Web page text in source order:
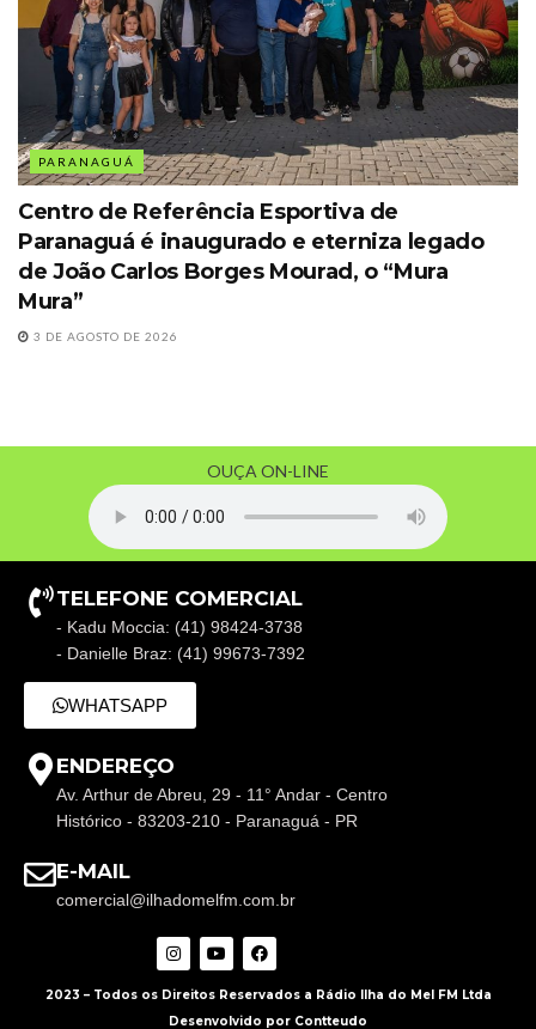
PARANAGUÁ
Centro de Referência Esportiva de
Paranaguá é inaugurado e eterniza legado
de João Carlos Borges Mourad, o “Mura
Mura”
3 DE AGOSTO DE 2026
OUÇA ON-LINE
TELEFONE COMERCIAL
- Kadu Moccia: (41) 98424-3738
- Danielle Braz: (41) 99673-7392
WHATSAPP
ENDEREÇO
Av. Arthur de Abreu, 29 - 11° Andar - Centro
Histórico - 83203-210 - Paranaguá - PR
E-MAIL
comercial@ilhadomelfm.com.br
2023 – Todos os Direitos Reservados a Rádio Ilha do Mel FM Ltda
Desenvolvido por Contteudo